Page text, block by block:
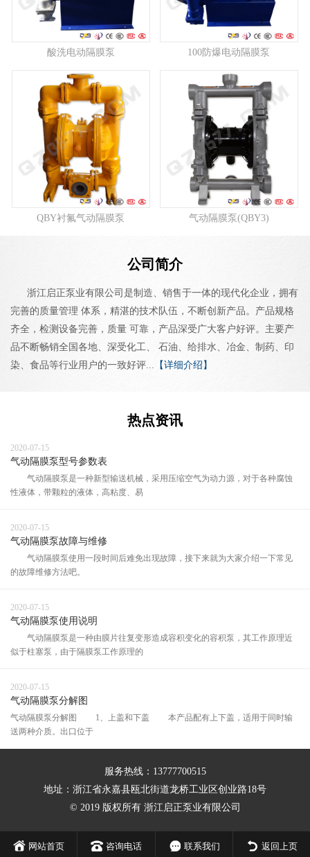
酸洗电动隔膜泵 100防爆电动隔膜泵
QBY衬氟气动隔膜泵 气动隔膜泵(QBY3)
公司简介
浙江启正泵业有限公司是制造、销售于一体的现代化企业，拥有
完善的质量管理 体系，精湛的技术队伍，不断创新产品。产品规格
齐全，检测设备完善，质量 可靠，产品深受广大客户好评。主要产
品不断畅销全国各地、深受化工、 石油、给排水、冶金、制药、印
染、食品等行业用户的一致好评... 【详细介绍】
热点资讯
2020-07-15
气动隔膜泵型号参数表
气动隔膜泵是一种新型输送机械，采用压缩空气为动力源，对于各种腐蚀
性液体，带颗粒的液体，高粘度、易
2020-07-15
气动隔膜泵故障与维修
气动隔膜泵使用一段时间后难免出现故障，接下来就为大家介绍一下常见
的故障维修方法吧。
2020-07-15
气动隔膜泵使用说明
气动隔膜泵是一种由膜片往复变形造成容积变化的容积泵，其工作原理近
似于柱塞泵，由于隔膜泵工作原理的
2020-07-15
气动隔膜泵分解图
气动隔膜泵分解图 1、上盖和下盖 本产品配有上下盖，适用于同时输
送两种介质。出口位于
服务热线：13777700515
地址：浙江省永嘉县瓯北街道龙桥工业区创业路18号
© 2019 版权所有 浙江启正泵业有限公司
网站首页 咨询电话 联系我们 返回上页